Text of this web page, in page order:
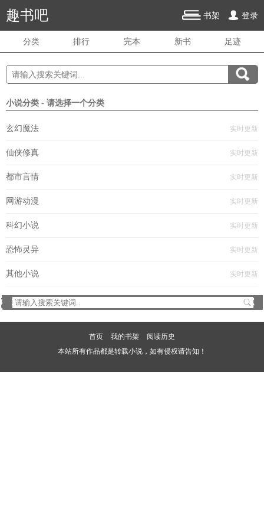
趣书吧 书架 登录
分类 排行 完本 新书 足迹
小说分类 - 请选择一个分类
玄幻魔法 实时更新
仙侠修真 实时更新
都市言情 实时更新
网游动漫 实时更新
科幻小说 实时更新
恐怖灵异 实时更新
其他小说 实时更新
首页 我的书架
阅读历史
本站所有作品都是转载小说，如有侵权请告知！